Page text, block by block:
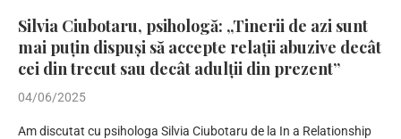
Silvia Ciubotaru, psihologă: „Tinerii de azi sunt
mai puțin dispuși să accepte relații abuzive decât
cei din trecut sau decât adulții din prezent”
04/06/2025
Am discutat cu psihologa Silvia Ciubotaru de la In a Relationship